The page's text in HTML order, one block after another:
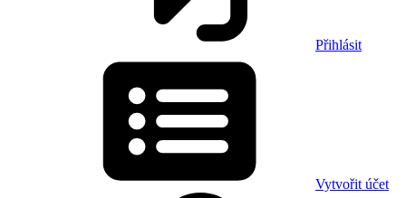
Přihlásit
Vytvořit účet